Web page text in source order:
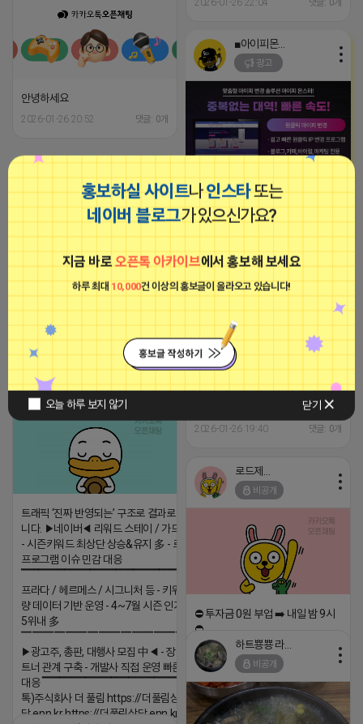
홍보하실 사이트나인스타또는
네이버 블로그가 있으신가요?
지금 바로오픈톡 아카이브에서 홍보해 보세요
하루 최대10,000건 이상의 홍보글이 올라오고 있습니다!
오늘 하루 보지 않기 닫기
2026-01-26 22:04 댓글: 0개
안녕하세요
2026-01-26 20:52 댓글: 0개
■아이피몬스터■
광고
[아이피몬스터] 전국 최저가 마케팅
용 KT아이피서비스!!
비공개
2026-01-26 20:52 댓글: 0개
파묘
비공개
2026-01-26 19:40 댓글: 0개
티비 보는 라이언
비공개
트래픽 ‘진짜 반영되는’ 구조로 결과로 보여드립
니다. ▶네이버◀ 리워드 스테이 / 가드 / 자몽 등
- 시즌키워드 최상단 상승&유지 多 - 로직변화,
프로그램 이슈 민감 대응
▔▔▔▔▔▔▔▔▔▔▔▔▔▔▔▔▔▔ ▶쿠팡◀
프라다 / 헤르메스 / 시그니처 등 - 키워드 검색
량 데이터 기반 운영 - 4~7월 시즌 인기 키워드
5위내 多
▔▔▔▔▔▔▔▔▔▔▔▔▔▔▔▔▔▔
▶광고주, 총판, 대행사 모집 中◀ - 장기 협업 파
트너 관계 구축 - 개발사 직접 운영 빠른 피드백
대응 ▔▔▔▔▔▔▔▔▔▔▔▔▔▔▔▔▔▔ (카
톡)주식회사 더 풀림 https://더풀림상
담.enn.kr https://더풀림상담.enn.kr
비공개
⛔️ 투자금 0원 부업 ➡️ 내일 밤 9시
⛔️
2026-04-18 17:23
하트뿅뿅 라이언
비공개